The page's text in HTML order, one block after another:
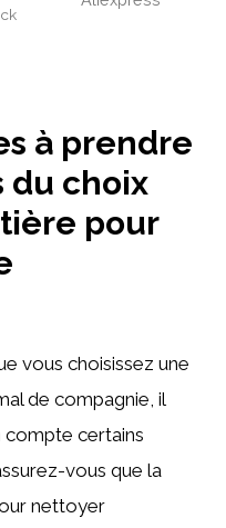
à prendre
du choix
pour
vous choisissez une
de compagnie, il
certains
vous que la
nettoyer